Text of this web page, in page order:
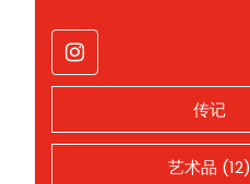
传记
艺术品 (12)